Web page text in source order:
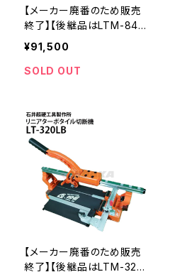
【メーカー廃番のため販売
終了】【後継品はLTM-840
SLB】石井超硬工具製作所
手動タイル切断機 リニアタ
ーボ LT-840SLB (AHS-8
¥91,500
SOLD OUT
【メーカー廃番のため販売
終了】【後継品はLTM-320L